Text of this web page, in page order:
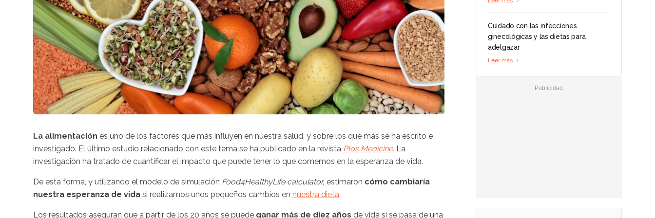
La alimentación es uno de los factores que más influyen en nuestra salud, y sobre los que más se ha escrito e
investigado. El último estudio relacionado con este tema se ha publicado en la revista Plos Medicine. La
investigación ha tratado de cuantificar el impacto que puede tener lo que comemos en la esperanza de vida.
De esta forma, y utilizando el modelo de simulación Food4HealthyLife calculator, estimaron cómo cambiaría
nuestra esperanza de vida si realizamos unos pequeños cambios en nuestra dieta.
Los resultados aseguran que a partir de los 20 años se puede ganar más de diez años de vida si se pasa de una
Cuidado con las infecciones
ginecológicas y las dietas para
adelgazar
Leer más